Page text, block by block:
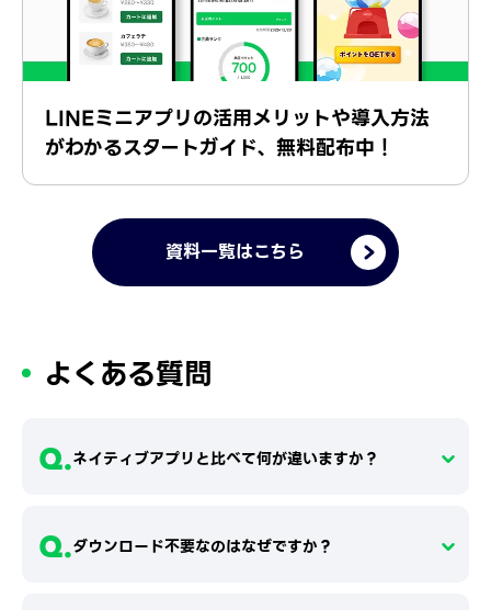
LINEミニアプリの活用メリットや導入方法
がわかるスタートガイド、無料配布中！
資料一覧はこちら
よくある質問
Q.ネイティブアプリと比べて何が違いますか？
Q.ダウンロード不要なのはなぜですか？